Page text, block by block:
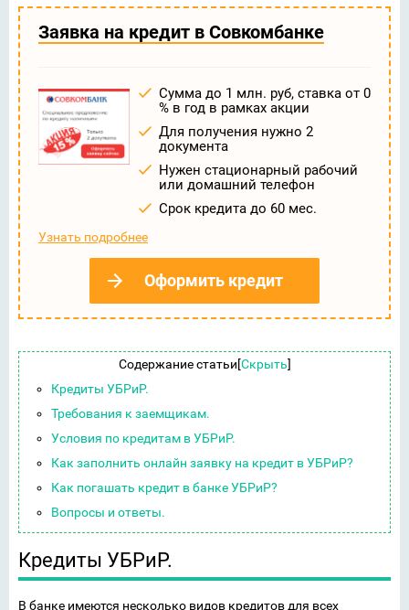
Заявка на кредит в Совкомбанке
Сумма до 1 млн. руб, ставка от 0
% в год в рамках акции
Для получения нужно 2
документа
Нужен стационарный рабочий
или домашний телефон
Срок кредита до 60 мес.
Узнать подробнее
Оформить кредит
Содержание статьи[Скрыть]
Кредиты УБРиР.
Требования к заемщикам.
Условия по кредитам в УБРиР.
Как заполнить онлайн заявку на кредит в УБРиР?
Как погашать кредит в банке УБРиР?
Вопросы и ответы.
Кредиты УБРиР.
В банке имеются несколько видов кредитов для всех